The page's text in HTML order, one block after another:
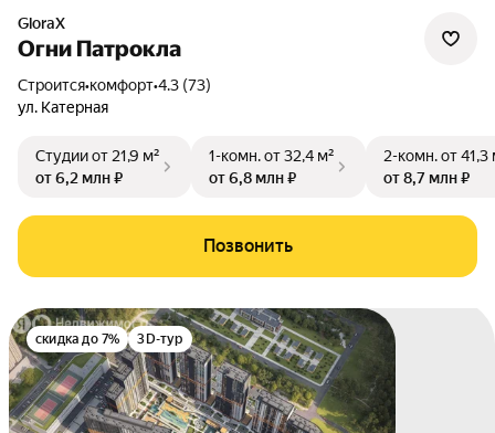
GloraX
Огни Патрокла
Строится•комфорт•4.3 (73)
ул. Катерная
Студииот 21,9 м²
от 6,2 млн ₽
1-комн.от 32,4 м²
от 6,8 млн ₽
2-комн.от 41,3
от 8,7 млн ₽
Позвонить
скидка до 7% 3D-тур